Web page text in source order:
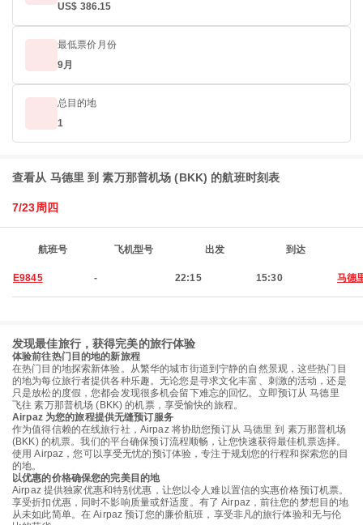
US$ 386.15
最低票价月份
9月
总目的地
1
查看从 马德里 到 素万那普机场 (BKK) 的航班时刻表
7/23周四
航班号 飞机型号 出发 到达
E9845 - 22:15 15:30 马德
发现最佳旅行，获得完美的旅行体验
体验前往热门目的地的新旅程
在热门目的地探索新体验。从繁华的城市街道到宁静的自然景观，这些热门目
的地为每位旅行者提供各种乐趣。无论您是寻求文化丰富、刺激的活动，还是
只是放松的度假，您都会发现很多机会留下难忘的回忆。立即预订从 马德里
飞往 素万那普机场 (BKK) 的机票，享受愉快的旅程。
Airpaz 为您的旅程提供无缝预订服务
作为值得信赖的在线旅行社，Airpaz 将协助您预订从 马德里 到 素万那普机场
(BKK) 的机票。我们的平台确保预订流程顺畅，让您快速获得最佳机票选择。
使用 Airpaz，您可以享受无忧的预订体验，专注于规划您的行程和探索您的目
的地。
以优惠的价格确保您的完美目的地
Airpaz 提供独家优惠和特别优惠，让您以令人难以置信的实惠价格预订机票。
享受折扣优惠，同时不影响质量或舒适度。有了 Airpaz，前往您的梦想目的地
从未如此简单。在 Airpaz 预订您的廉价航班，享受非凡的旅行体验和无与伦